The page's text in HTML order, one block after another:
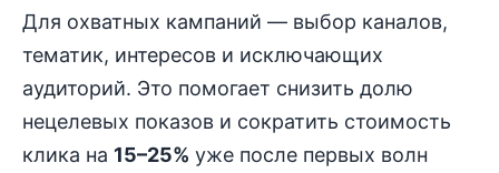
Для охватных кампаний — выбор каналов,
тематик, интересов и исключающих
аудиторий. Это помогает снизить долю
нецелевых показов и сократить стоимость
клика на 15–25% уже после первых волн